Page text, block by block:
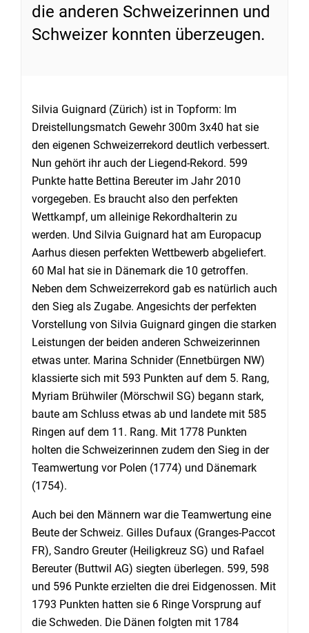
die anderen Schweizerinnen und
Schweizer konnten überzeugen.
Silvia Guignard (Zürich) ist in Topform: Im
Dreistellungsmatch Gewehr 300m 3x40 hat sie
den eigenen Schweizerrekord deutlich verbessert.
Nun gehört ihr auch der Liegend-Rekord. 599
Punkte hatte Bettina Bereuter im Jahr 2010
vorgegeben. Es braucht also den perfekten
Wettkampf, um alleinige Rekordhalterin zu
werden. Und Silvia Guignard hat am Europacup
Aarhus diesen perfekten Wettbewerb abgeliefert.
60 Mal hat sie in Dänemark die 10 getroffen.
Neben dem Schweizerrekord gab es natürlich auch
den Sieg als Zugabe. Angesichts der perfekten
Vorstellung von Silvia Guignard gingen die starken
Leistungen der beiden anderen Schweizerinnen
etwas unter. Marina Schnider (Ennetbürgen NW)
klassierte sich mit 593 Punkten auf dem 5. Rang,
Myriam Brühwiler (Mörschwil SG) begann stark,
baute am Schluss etwas ab und landete mit 585
Ringen auf dem 11. Rang. Mit 1778 Punkten
holten die Schweizerinnen zudem den Sieg in der
Teamwertung vor Polen (1774) und Dänemark
(1754).
Auch bei den Männern war die Teamwertung eine
Beute der Schweiz. Gilles Dufaux (Granges-Paccot
FR), Sandro Greuter (Heiligkreuz SG) und Rafael
Bereuter (Buttwil AG) siegten überlegen. 599, 598
und 596 Punkte erzielten die drei Eidgenossen. Mit
1793 Punkten hatten sie 6 Ringe Vorsprung auf
die Schweden. Die Dänen folgten mit 1784